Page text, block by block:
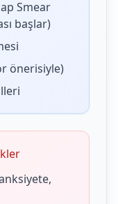
Smear
başlar)
önerisiyle)